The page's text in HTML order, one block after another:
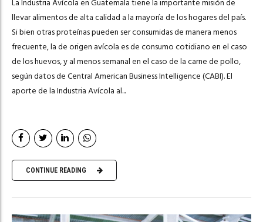
llevar alimentos de alta calidad a la mayoría de los hogares del país.
Si bien otras proteínas pueden ser consumidas de manera menos
frecuente, la de origen avícola es de consumo cotidiano en el caso
de los huevos, y al menos semanal en el caso de la carne de pollo,
según datos de Central American Business Intelligence (CABI). El
aporte de la Industria Avícola al...
CONTINUE READING